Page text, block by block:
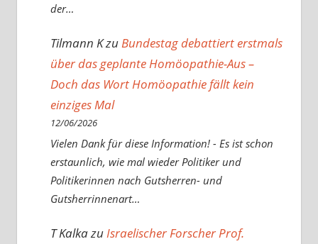
der…
Tilmann Kzu Bundestag debattiert erstmals
über das geplante Homöopathie-Aus –
Doch das Wort Homöopathie fällt kein
einziges Mal
12/06/2026
Vielen Dank für diese Information! - Es ist schon
erstaunlich, wie mal wieder Politiker und
Politikerinnen nach Gutsherren- und
Gutsherrinnenart…
T KalkazuIsraelischer Forscher Prof.